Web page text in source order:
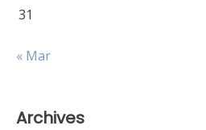
31
« Mar
Archives